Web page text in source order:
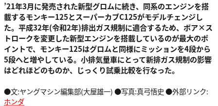
’21年3月に発売された新型グロムに続き、同系のエンジンを搭
載するモンキー125とスーパーカブC125がモデルチェンジし
た。平成32年(令和2年)排出ガス規制に適合するため、ボア×ス
トロークを変更した新型エンジンを搭載しているのが最大のポ
イントで、モンキー125はグロムと同様にミッションを4段から
5段へと増やしている。小排気量車にとって新排ガス規制の影響
はどれほどのものか、じっくり試乗比較を行なった。
●文:ヤングマシン編集部(大屋雄一) ●写真:真弓悟史 ●外部リンク:
ホンダ